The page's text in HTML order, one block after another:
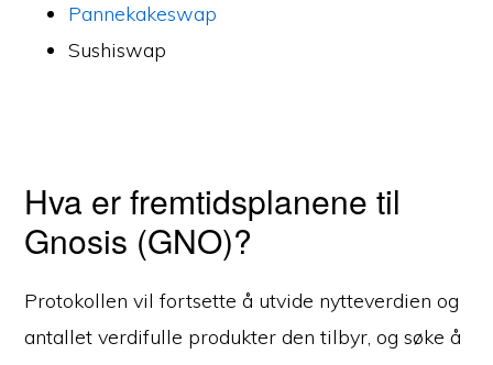
Pannekakeswap
Sushiswap
Hva er fremtidsplanene til
Gnosis (GNO)?
Protokollen vil fortsette å utvide nytteverdien og
antallet verdifulle produkter den tilbyr, og søke å